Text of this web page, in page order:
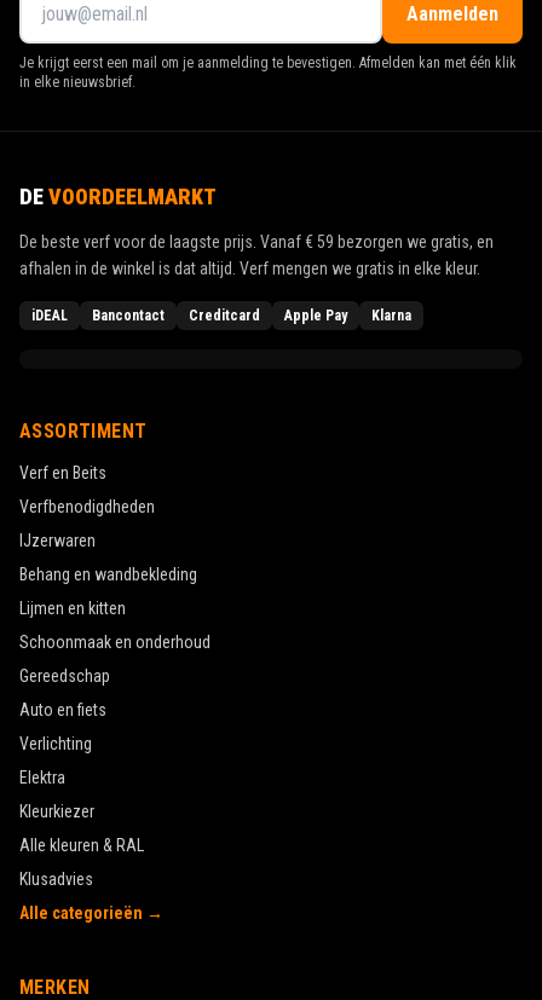
Aanmelden
Je krijgt eerst een mail om je aanmelding te bevestigen. Afmelden kan met één klik
in elke nieuwsbrief.
DEVOORDEELMARKT
De beste verf voor de laagste prijs. Vanaf€ 59 bezorgen we gratis, en
afhalen in de winkel is dat altijd. Verf mengen we gratis in elke kleur.
iDEAL Bancontact Creditcard Apple Pay Klarna
ASSORTIMENT
Verf en Beits
Verfbenodigdheden
IJzerwaren
Behang en wandbekleding
Lijmen en kitten
Schoonmaak en onderhoud
Gereedschap
Auto en fiets
Verlichting
Elektra
Kleurkiezer
Alle kleuren & RAL
Klusadvies
Alle categorieën →
MERKEN